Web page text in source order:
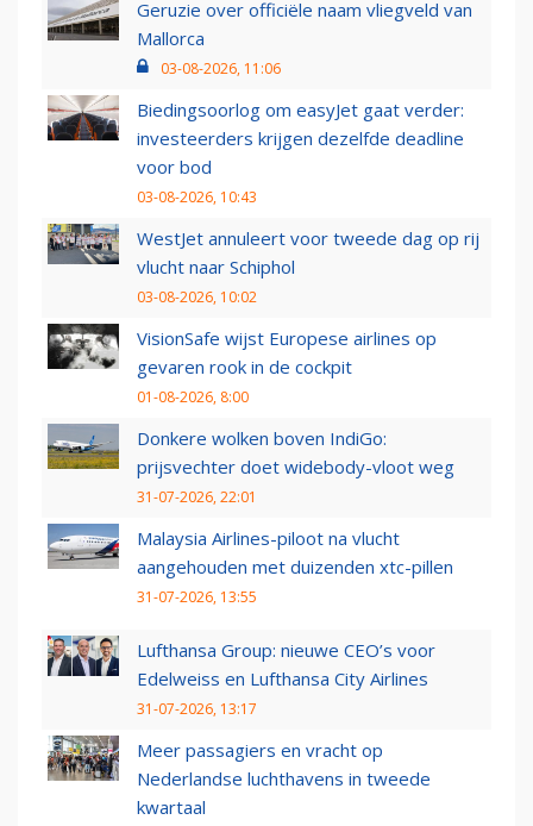
Geruzie over officiële naam vliegveld van
Mallorca
03-08-2026, 11:06
Biedingsoorlog om easyJet gaat verder:
investeerders krijgen dezelfde deadline
voor bod
03-08-2026, 10:43
WestJet annuleert voor tweede dag op rij
vlucht naar Schiphol
03-08-2026, 10:02
VisionSafe wijst Europese airlines op
gevaren rook in de cockpit
01-08-2026, 8:00
Donkere wolken boven IndiGo:
prijsvechter doet widebody-vloot weg
31-07-2026, 22:01
Malaysia Airlines-piloot na vlucht
aangehouden met duizenden xtc-pillen
31-07-2026, 13:55
Lufthansa Group: nieuwe CEO’s voor
Edelweiss en Lufthansa City Airlines
31-07-2026, 13:17
Meer passagiers en vracht op
Nederlandse luchthavens in tweede
kwartaal